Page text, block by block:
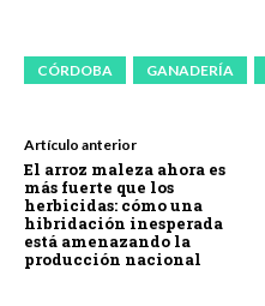
CÓRDOBA GANADERÍA
Artículo anterior
El arroz maleza ahora es
más fuerte que los
herbicidas: cómo una
hibridación inesperada
está amenazando la
producción nacional